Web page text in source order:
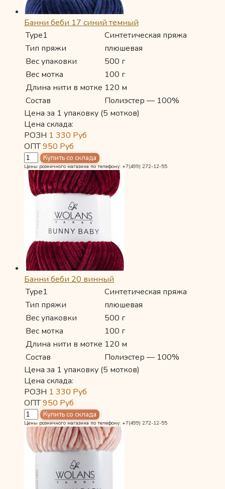
Банни беби 17 синий темный
Type1
Синтетическая пряжа
Тип пряжи
плюшевая
Вес упаковки
500 г
Вес мотка
100 г
Длина нити в мотке 120 м
Состав
Полиэстер — 100%
Цена за 1 упаковку (5 мотков)
Цена склада:
РОЗН 1 330 Руб
ОПТ950 Руб
Цены розничного магазина по телефону: +7(499) 272-12-55
Банни беби 20 винный
Type1
Синтетическая пряжа
Тип пряжи
плюшевая
Вес упаковки
500 г
Вес мотка
100 г
Длина нити в мотке 120 м
Состав
Полиэстер — 100%
Цена за 1 упаковку (5 мотков)
Цена склада:
РОЗН 1 330 Руб
ОПТ950 Руб
Цены розничного магазина по телефону: +7(499) 272-12-55